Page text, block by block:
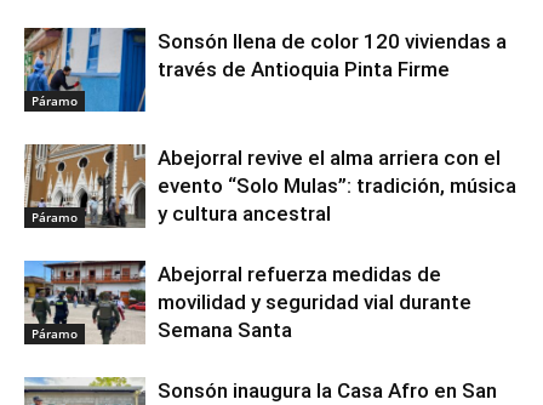
Páramo
Sonsón llena de color 120 viviendas a
través de Antioquia Pinta Firme
Páramo
Abejorral revive el alma arriera con el
evento “Solo Mulas”: tradición, música
y cultura ancestral
Páramo
Abejorral refuerza medidas de
movilidad y seguridad vial durante
Semana Santa
Sonsón inaugura la Casa Afro en San